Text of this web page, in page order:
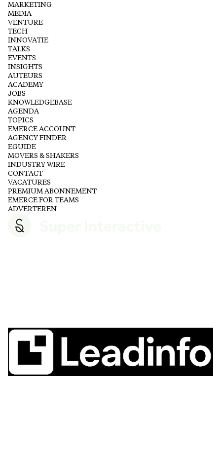
MARKETING
MEDIA
VENTURE
TECH
INNOVATIE
TALKS
EVENTS
INSIGHTS
AUTEURS
ACADEMY
JOBS
KNOWLEDGEBASE
AGENDA
TOPICS
EMERCE ACCOUNT
AGENCY FINDER
EGUIDE
MOVERS & SHAKERS
INDUSTRY WIRE
CONTACT
VACATURES
PREMIUM ABONNEMENT
EMERCE FOR TEAMS
ADVERTEREN